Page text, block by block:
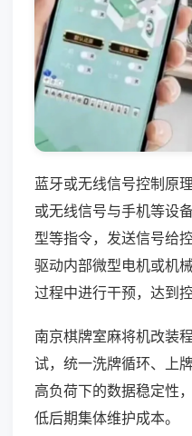
蓝牙或无线信号控制原
或无线信号与手机等设
型等指令，发送信号给
驱动内部微型电机或机
过程中进行干预，达到控
南京棋牌室麻将机改装
试，统一洗牌循环、上
高负荷下的数据稳定性
低后期集体维护成本。